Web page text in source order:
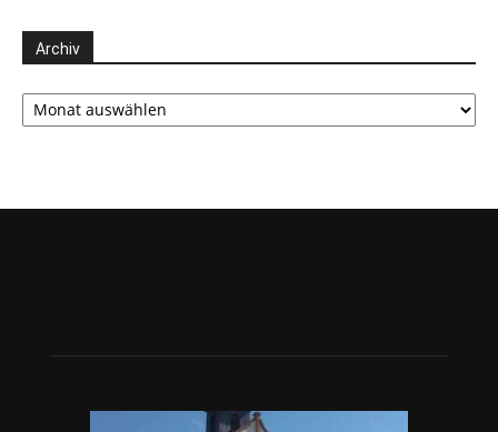
Archiv
Archiv